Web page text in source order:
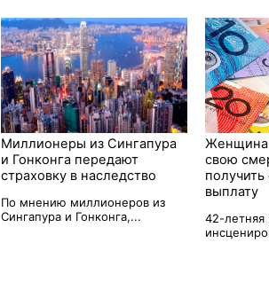
Миллионеры из Сингапура
и Гонконга передают
страховку в наследство
По мнению миллионеров из
Сингапура и Гонконга,...
Женщина
свою
выплату
42-летняя